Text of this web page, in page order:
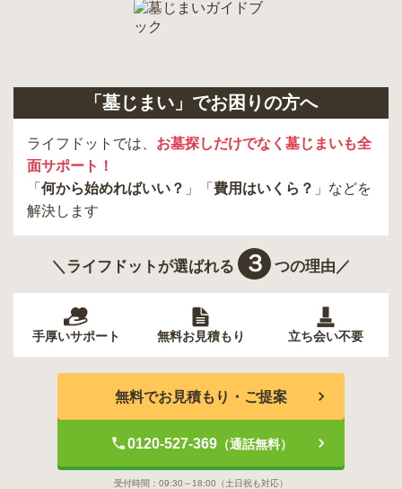
町田市 府中市
昭島市
葛飾区 墨田区
杉並区
「墓じまい」でお困りの方へ
ライフドットでは、 お墓探しだけでなく墓じまいも全
面サポート！
「 何から始めればいい？ 」「 費用はいくら？ 」などを
解決します
＼ライフドットが選ばれる ３ つの理由／
手厚いサポート 無料お見積もり 立ち会い不要
無料でお見積もり・ご提案
0120-527-369（通話無料）
受付時間： 09:30～18:00 （土日祝も対応）